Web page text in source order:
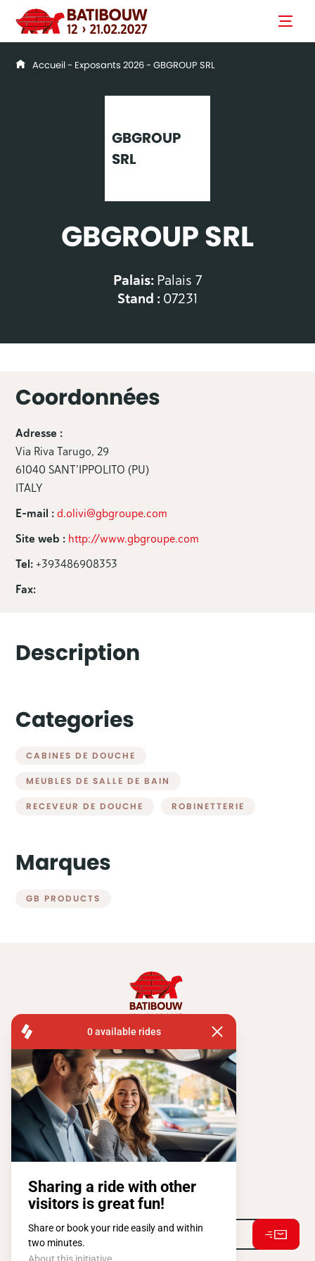
Accueil- Exposants 2026- GBGROUP SRL
GBGROUP
SRL
GBGROUP SRL
Palais: Palais 7
Stand : 07231
Coordonnées
Adresse :
Via Riva Tarugo, 29
61040 SANT’IPPOLITO (PU)
ITALY
E-mail :d.olivi@gbgroupe.com
Site web : http://www.gbgroupe.com
Tel:+393486908353
Fax:
Description
Categories
CABINES DE DOUCHE
MEUBLES DE SALLE DE BAIN
RECEVEUR DE DOUCHE ROBINETTERIE
Marques
GB PRODUCTS
FISA OPERATIONS
SQUARE DE L'ATOMIUM, 1 BP 505
1020 BRUXELLES
Tel:+ 32 2 663 14 01
Restons connectés !